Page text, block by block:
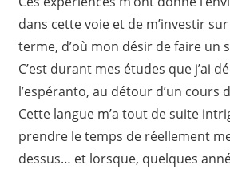
dans cette voie et de m’investir
terme, d’où mon désir de faire un
C’est durant mes études que j’ai
l’espéranto, au détour d’un cours
Cette langue m’a tout de suite
prendre le temps de réellement
dessus… et lorsque, quelques